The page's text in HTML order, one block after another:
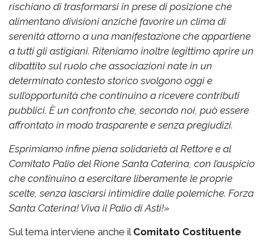
rischiano di trasformarsi in prese di posizione che
alimentano divisioni anziché favorire un clima di
serenità attorno a una manifestazione che appartiene
a tutti gli astigiani. Riteniamo inoltre legittimo aprire un
dibattito sul ruolo che associazioni nate in un
determinato contesto storico svolgono oggi e
sull’opportunità che continuino a ricevere contributi
pubblici. È un confronto che, secondo noi, può essere
affrontato in modo trasparente e senza pregiudizi.
Esprimiamo infine piena solidarietà al Rettore e al
Comitato Palio del Rione Santa Caterina, con l’auspicio
che continuino a esercitare liberamente le proprie
scelte, senza lasciarsi intimidire dalle polemiche. Forza
Santa Caterina! Viva il Palio di Asti!»
Sul tema interviene anche il Comitato Costituente